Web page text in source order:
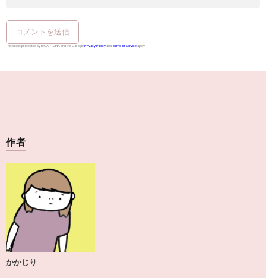
This site is protected by reCAPTCHA and the GooglePrivacy Policy andTerms of Service apply.
作者
かかじり